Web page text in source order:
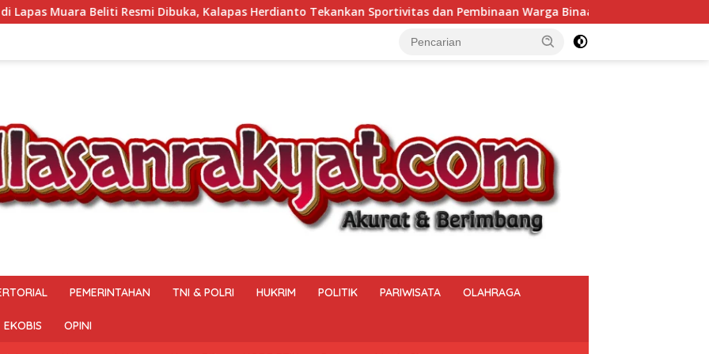
Kalapas Herdianto Tekankan Sportivitas dan Pembinaan Warga Binaan. Bukan Sekadar Menjaga Keamanan,
PEMERINTAHAN TNI & POLRI HUKRIM POLITIK PARIWISATA OLAHRAGA
EKOBIS OPINI